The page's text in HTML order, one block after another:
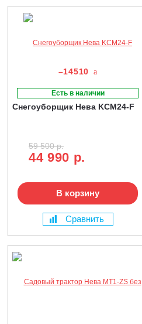
–14510
Есть в наличии
Снегоуборщик Нева KCM24-F
59 500 р.
44 990 р.
В корзину
Сравнить